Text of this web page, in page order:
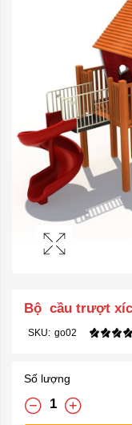
Bộ cầu trượt
SKU: go02
Số lượng